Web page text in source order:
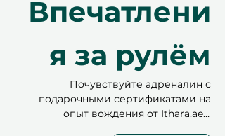
Впечатлени
я за рулём
Почувствуйте адреналин с
подарочными сертификатами на
опыт вождения от Ithara.ae –